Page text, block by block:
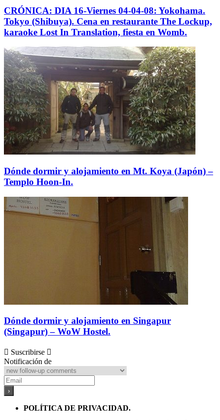
CRÓNICA: DIA 16-Viernes 04-04-08: Yokohama.
Tokyo (Shibuya). Cena en restaurante The Lockup,
karaoke Lost In Translation, fiesta en Womb.
Dónde dormir y alojamiento en Mt. Koya (Japón) –
Templo Hoon-In.
Dónde dormir y alojamiento en Singapur
(Singapur) – WoW Hostel.
Suscribirse
Notificación de
POLÍTICA DE PRIVACIDAD.